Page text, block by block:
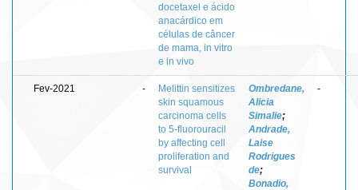
docetaxel e ácido
anacárdico em
células de câncer
de mama, in vitro
e in vivo
Fev-2021 -
Melittin sensitizes
skin squamous
carcinoma cells
to 5-fluorouracil
by affecting cell
proliferation and
survival
Ombredane,
Alicia
Simalie;
Andrade,
Laise
Rodrigues
de;
Bonadio,
-